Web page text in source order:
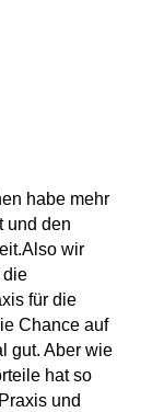
habe mehr
und den
wir
die
für die
Chance auf
gut. Aber wie
hat so
und